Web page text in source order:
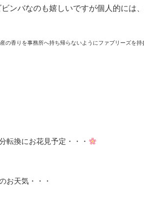
ンバなのも嬉しいですが個人的には
の香りを事務所へ持ち帰らないようにファブリーズを持
転換にお花見予定・・・
お天気・・・